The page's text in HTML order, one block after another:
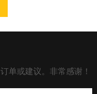
单或建议。非常感谢！